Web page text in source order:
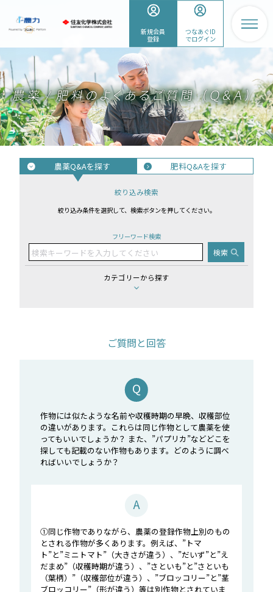
新規会員
登録
つなあぐID
でログイン
農薬Q&Aを探す 肥料Q&Aを探す
絞り込み検索
絞り込み条件を選択して、検索ボタンを押してください。
フリーワード検索
カテゴリーから探す
ご質問と回答
作物には似たような名前や収穫時期の早晩、収穫部位
の違いがあります。これらは同じ作物として農薬を使
ってもいいでしょうか？ また、”パプリカ”などどこを
探しても記載のない作物もあります。どのように調べ
ればいいでしょうか？
①同じ作物でありながら、農薬の登録作物上別のもの
とされる作物が多くあります。例えば、”トマ
ト”と”ミニトマト”（大きさが違う）、”だいず”と”え
だまめ”（収穫時期が違う）、”さといも”と”さといも
（葉柄）”（収穫部位が違う）、”ブロッコリー”と”茎
ブロッコリー”（形が違う）等は別作物とされていま